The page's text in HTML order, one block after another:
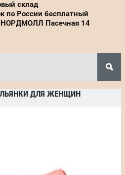
склад
по России бесплатный
Пасечная 14
ДЛЯ ЖЕНЩИН